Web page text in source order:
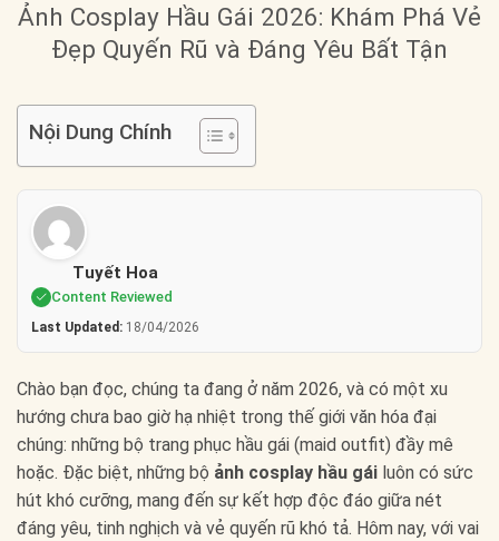
Ảnh Cosplay Hầu Gái 2026: Khám Phá Vẻ
Đẹp Quyến Rũ và Đáng Yêu Bất Tận
Nội Dung Chính
Tuyết Hoa
Content Reviewed
Last Updated: 18/04/2026
Chào bạn đọc, chúng ta đang ở năm 2026, và có một xu
hướng chưa bao giờ hạ nhiệt trong thế giới văn hóa đại
chúng: những bộ trang phục hầu gái (maid outfit) đầy mê
hoặc. Đặc biệt, những bộ ảnh cosplay hầu gái luôn có sức
hút khó cưỡng, mang đến sự kết hợp độc đáo giữa nét
đáng yêu, tinh nghịch và vẻ quyến rũ khó tả. Hôm nay, với vai